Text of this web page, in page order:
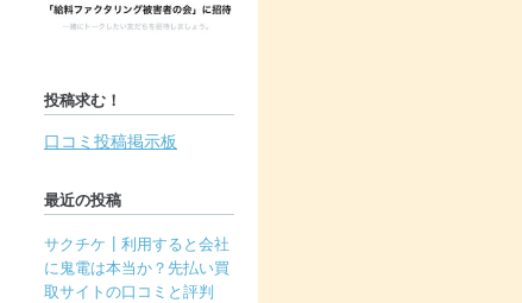
投稿求む！
口コミ投稿掲示板
最近の投稿
サクチケ┃利用すると会社
に鬼電は本当か？先払い買
取サイトの口コミと評判